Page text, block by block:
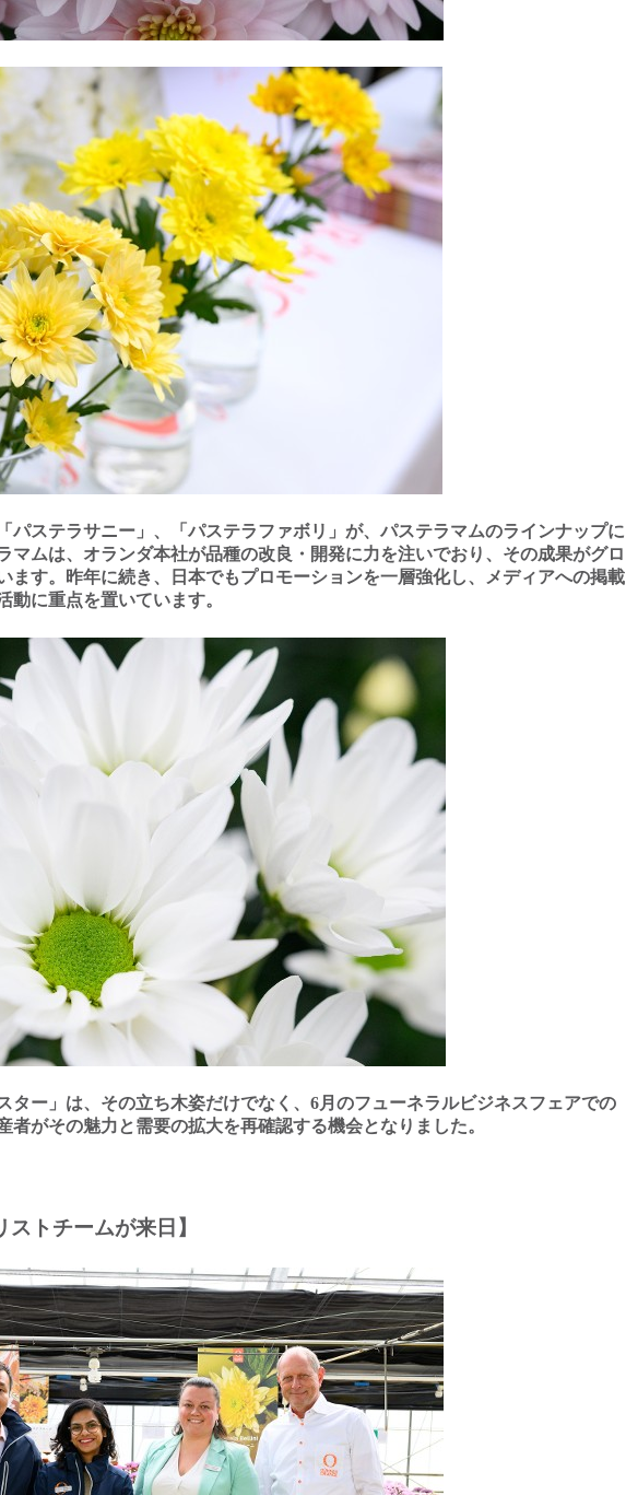
パステラサニー」、「パステラファボリ」が、パステラマムのラインナップに
マムは、オランダ本社が品種の改良・開発に⼒を注いでおり、その成果がグロ
ます。昨年に続き、⽇本でもプロモーションを⼀層強化し、メディアへの掲載
動に重点を置いています。
ター」は、その⽴ち⽊姿だけでなく、6⽉のフューネラルビジネスフェアでの
者がその魅⼒と需要の拡⼤を再確認する機会となりました。
ストチームが来⽇】